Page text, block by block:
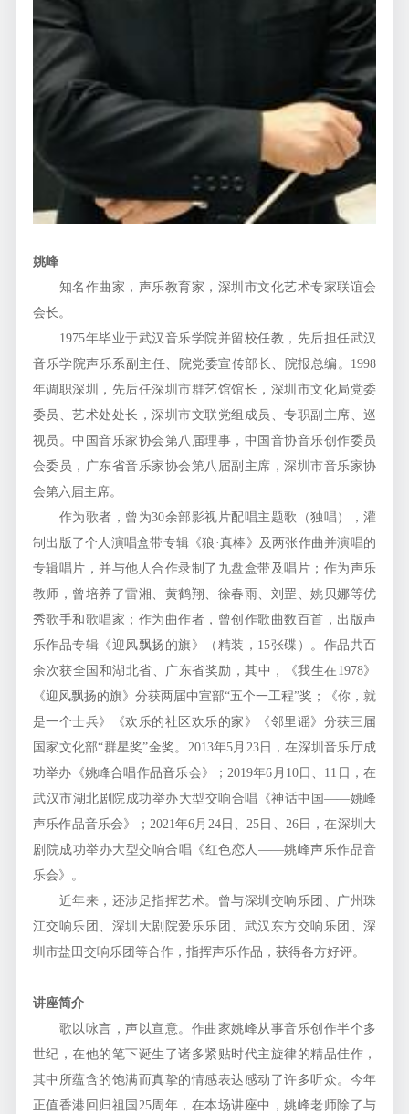
姚峰
知名作曲家，声乐教育家，深圳市文化艺术专家联谊会
会长。
1975年毕业于武汉音乐学院并留校任教，先后担任武汉
音乐学院声乐系副主任、院党委宣传部长、院报总编。1998
年调职深圳，先后任深圳市群艺馆馆长，深圳市文化局党委
委员、艺术处处长，深圳市文联党组成员、专职副主席、巡
视员。中国音乐家协会第八届理事，中国音协音乐创作委员
会委员，广东省音乐家协会第八届副主席，深圳市音乐家协
会第六届主席。
作为歌者，曾为30余部影视片配唱主题歌（独唱），灌
制出版了个人演唱盒带专辑《狼·真棒》及两张作曲并演唱的
专辑唱片，并与他人合作录制了九盘盒带及唱片；作为声乐
教师，曾培养了雷湘、黄鹤翔、徐春雨、刘罡、姚贝娜等优
秀歌手和歌唱家；作为曲作者，曾创作歌曲数百首，出版声
乐作品专辑《迎风飘扬的旗》（精装，15张碟）。作品共百
余次获全国和湖北省、广东省奖励，其中，《我生在1978》
《迎风飘扬的旗》分获两届中宣部“五个一工程”奖；《你，就
是一个士兵》《欢乐的社区欢乐的家》《邻里谣》分获三届
国家文化部“群星奖”金奖。2013年5月23日，在深圳音乐厅成
功举办《姚峰合唱作品音乐会》；2019年6月10日、11日，在
武汉市湖北剧院成功举办大型交响合唱《神话中国——姚峰
声乐作品音乐会》；2021年6月24日、25日、26日，在深圳大
剧院成功举办大型交响合唱《红色恋人——姚峰声乐作品音
乐会》。
近年来，还涉足指挥艺术。曾与深圳交响乐团、广州珠
江交响乐团、深圳大剧院爱乐乐团、武汉东方交响乐团、深
圳市盐田交响乐团等合作，指挥声乐作品，获得各方好评。
讲座简介
歌以咏言，声以宣意。作曲家姚峰从事音乐创作半个多
世纪，在他的笔下诞生了诸多紧贴时代主旋律的精品佳作，
其中所蕴含的饱满而真挚的情感表达感动了许多听众。今年
正值香港回归祖国25周年，在本场讲座中，姚峰老师除了与